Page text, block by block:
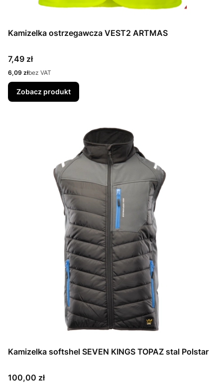
Kamizelka ostrzegawcza VEST2 ARTMAS
Cena
7,49 zł
Cena
6,09 złbez VAT
Zobacz produkt
Kamizelka softshel SEVEN KINGS TOPAZ stal Polstar
Cena
100,00 zł